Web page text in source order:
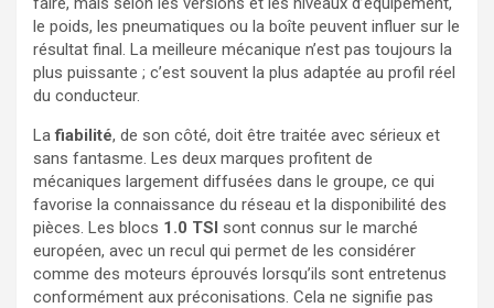
le poids, les pneumatiques ou la boîte peuvent influer sur le
résultat final. La meilleure mécanique n’est pas toujours la
plus puissante ; c’est souvent la plus adaptée au profil réel
du conducteur.
Lafiabilité, de son côté, doit être traitée avec sérieux et
sans fantasme. Les deux marques profitent de
mécaniques largement diffusées dans le groupe, ce qui
favorise la connaissance du réseau et la disponibilité des
pièces. Les blocs 1.0 TSI sont connus sur le marché
européen, avec un recul qui permet de les considérer
comme des moteurs éprouvés lorsqu’ils sont entretenus
conformément aux préconisations. Cela ne signifie pas